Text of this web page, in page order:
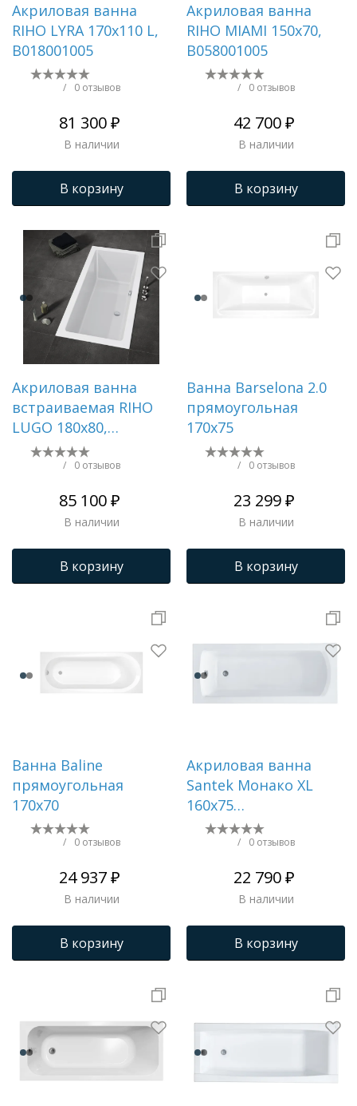
Акриловая ванна
RIHO LYRA 170x110 L,
B018001005
/ 0 отзывов
81 300 ₽
В наличии
В корзину
Акриловая ванна
RIHO MIAMI 150x70,
B058001005
/ 0 отзывов
42 700 ₽
В наличии
В корзину
Акриловая ванна
встраиваемая RIHO
LUGO 180x80,
B133001005
/ 0 отзывов
85 100 ₽
В наличии
В корзину
Ванна Barselona 2.0
прямоугольная
170х75
/ 0 отзывов
23 299 ₽
В наличии
В корзину
Ванна Baline
прямоугольная
170х70
/ 0 отзывов
24 937 ₽
В наличии
В корзину
Акриловая ванна
Santek Монако XL
160х75
прямоугольная белая
1WH111978
/ 0 отзывов
22 790 ₽
В наличии
В корзину